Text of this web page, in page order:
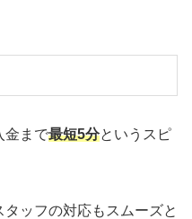
金まで最短5分というスピ
ッフの対応もスムーズと